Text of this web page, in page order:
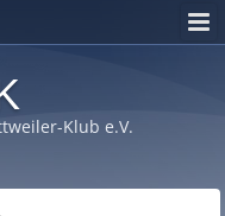
Klub e.V.